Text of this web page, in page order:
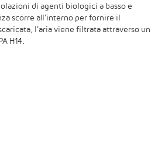
di agenti biologici a basso e
scorre all'interno per fornire il
l'aria viene filtrata attraverso un
H14.